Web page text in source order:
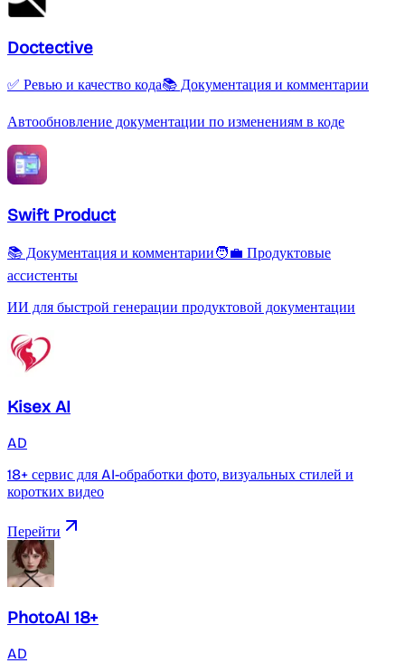
Doctective
✅ Ревью и качество кода📚 Документация и комментарии
Автообновление документации по изменениям в коде
Swift Product
📚 Документация и комментарии🧑‍💼 Продуктовые
ассистенты
ИИ для быстрой генерации продуктовой документации
Kisex AI
AD
18+ сервис для AI-обработки фото, визуальных стилей и
коротких видео
Перейти
PhotoAI 18+
AD